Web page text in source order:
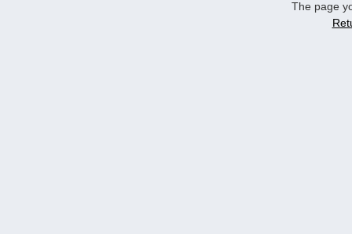
The page